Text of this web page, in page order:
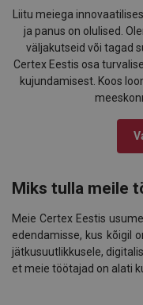
Liitu meiega
ja panus on olulised.
väljakutseid või tagad
Certex Eestis osa
kujundamisest. Koos
Miks tulla meile
Meie Certex Eestis
edendamisse, kus kõigil
jätkusuutlikkusele,
et meie töötajad on alati